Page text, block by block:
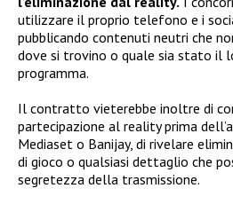
utilizzare il proprio telefono e i
pubblicando contenuti neutri che
dove si trovino o quale sia stato il
programma.
Il contratto vieterebbe inoltre di
partecipazione al reality prima
Mediaset o Banijay, di rivelare
di gioco o qualsiasi dettaglio che
segretezza della trasmissione.